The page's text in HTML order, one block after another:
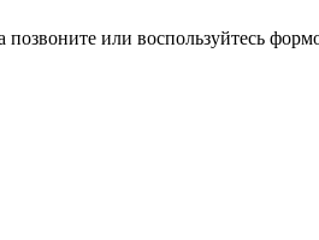
или воспользуйтесь